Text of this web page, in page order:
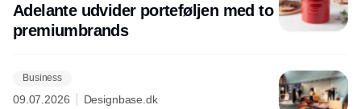
Adelante udvider porteføljen med to
premiumbrands
Business
09.07.2026 Designbase.dk